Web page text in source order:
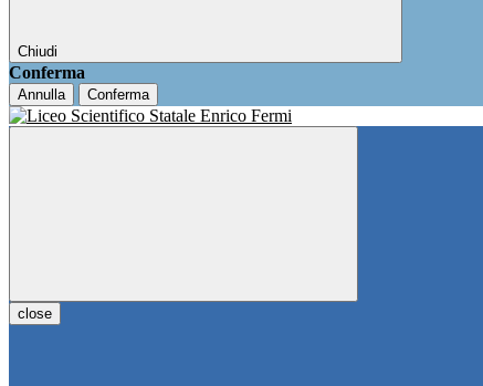
Chiudi
Conferma
Annulla Conferma
close